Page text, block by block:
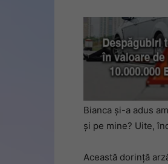
Bianca și-a adus
și pe mine? Uite,
Această dorință